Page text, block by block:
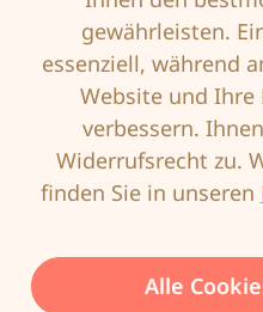
Produktnummer:ANI-
4009706230830
Schlichte Eleganz für
gewährleisten.
essenziell, während
Website und Ihre
verbessern.
Widerrufsrecht zu.
finden Sie in unseren
Alle